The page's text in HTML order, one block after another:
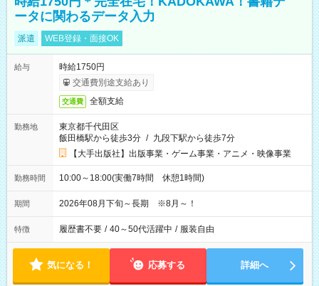
ータに関わるデータ入力
派遣 WEB登録・面接OK
給与
時給1750円
交通費別途支給あり
交通費 全額支給
勤務地
東京都千代田区
飯田橋駅から徒歩3分 / 九段下駅から徒歩7分
【大手出版社】出版事業・ゲーム事業・アニメ・映像事業
勤務時間 10:00～18:00(実働7時間 休憩1時間)
期間 2026年08月下旬～長期 ※8月～！
特徴 履歴書不要 / 40～50代活躍中 / 服装自由
気になる！ 応募する 詳細へ